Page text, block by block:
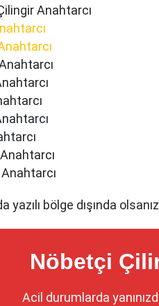
Anahtarcı
yazılı bölge dışında
Nöbetçi
Acil durumlarda